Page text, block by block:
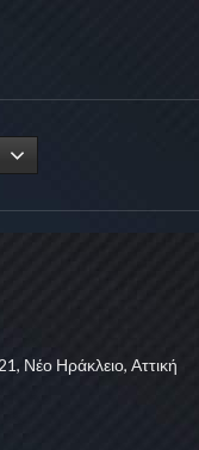
Νέο Ηράκλειο, Αττική